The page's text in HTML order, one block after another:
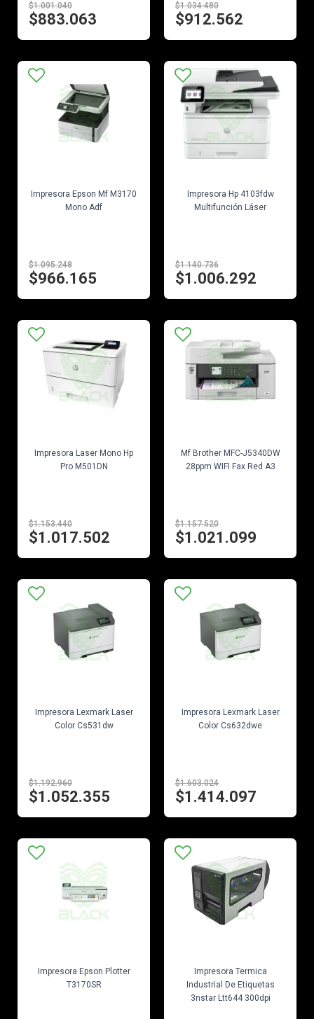
$1.001.040
$883.063
$1.034.480
$912.562
Impresora Epson Mf M3170
Mono Adf
$1.095.248
$966.165
Impresora Hp 4103fdw
Multifunción Láser
$1.140.736
$1.006.292
Impresora Laser Mono Hp
Pro M501DN
$1.153.440
$1.017.502
Mf Brother MFC-J5340DW
28ppm WIFI Fax Red A3
$1.157.520
$1.021.099
Impresora Lexmark Laser
Color Cs531dw
$1.192.960
$1.052.355
Impresora Lexmark Laser
Color Cs632dwe
$1.603.024
$1.414.097
Impresora Epson Plotter
T3170SR
Impresora Termica
Industrial De Etiquetas
3nstar Ltt644 300dpi